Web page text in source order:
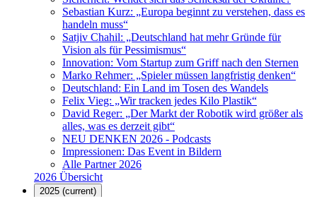
Sebastian Kurz: „Europa beginnt zu verstehen, dass es
handeln muss“
Satjiv Chahil: „Deutschland hat mehr Gründe für
Vision als für Pessimismus“
Innovation: Vom Startup zum Griff nach den Sternen
Marko Rehmer: „Spieler müssen langfristig denken“
Deutschland: Ein Land im Tosen des Wandels
Felix Vieg: „Wir tracken jedes Kilo Plastik“
David Reger: „Der Markt der Robotik wird größer als
alles, was es derzeit gibt“
NEU DENKEN 2026 - Podcasts
Impressionen: Das Event in Bildern
Alle Partner 2026
2026 Übersicht
2025 (current)